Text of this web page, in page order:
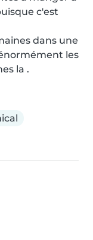
c'est
dans une
les
la .